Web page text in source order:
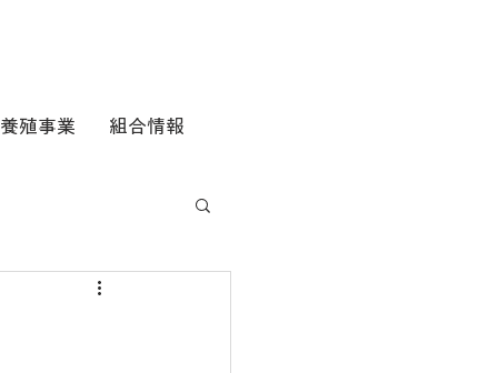
養殖事業 組合情報